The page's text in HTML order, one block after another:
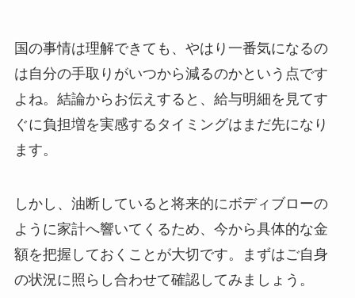
国の事情は理解できても、やはり一番気になるの
は自分の手取りがいつから減るのかという点です
よね。結論からお伝えすると、給与明細を見てす
ぐに負担増を実感するタイミングはまだ先になり
ます。
しかし、油断していると将来的にボディブローの
ように家計へ響いてくるため、今から具体的な金
額を把握しておくことが大切です。まずはご自身
の状況に照らし合わせて確認してみましょう。